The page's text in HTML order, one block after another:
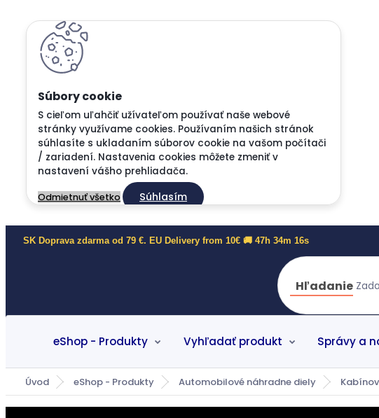
S cieľom uľahčiť užívateľom používať naše webové
stránky využívame cookies. Používaním našich stránok
súhlasíte s ukladaním súborov cookie na vašom počítači
/ zariadení. Nastavenia cookies môžete zmeniť v
nastavení vášho prehliadača.
Odmietnuť všetko Súhlasím
SK Doprava zdarma od 79 €. EU Delivery from 10€ 🚚 47h 34m 15s
Hľadanie
eShop - Produkty Vyhľadať produkt Správy a
Úvod eShop - Produkty Automobilové náhradne diely